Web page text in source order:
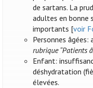
de sartans. La
adultes en bonne
importants [voir
Personnes âgées:
rubrique “Patients
Enfant:
déshydratation
élevées.